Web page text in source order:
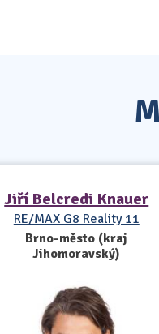
Jiří Belcredi Knauer
RE/MAX G8 Reality 11
Brno-město (kraj
Jihomoravský)